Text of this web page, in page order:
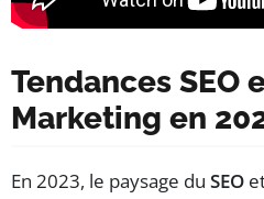
Tendances SEO
Marketing en
En 2023, le paysage du SEO